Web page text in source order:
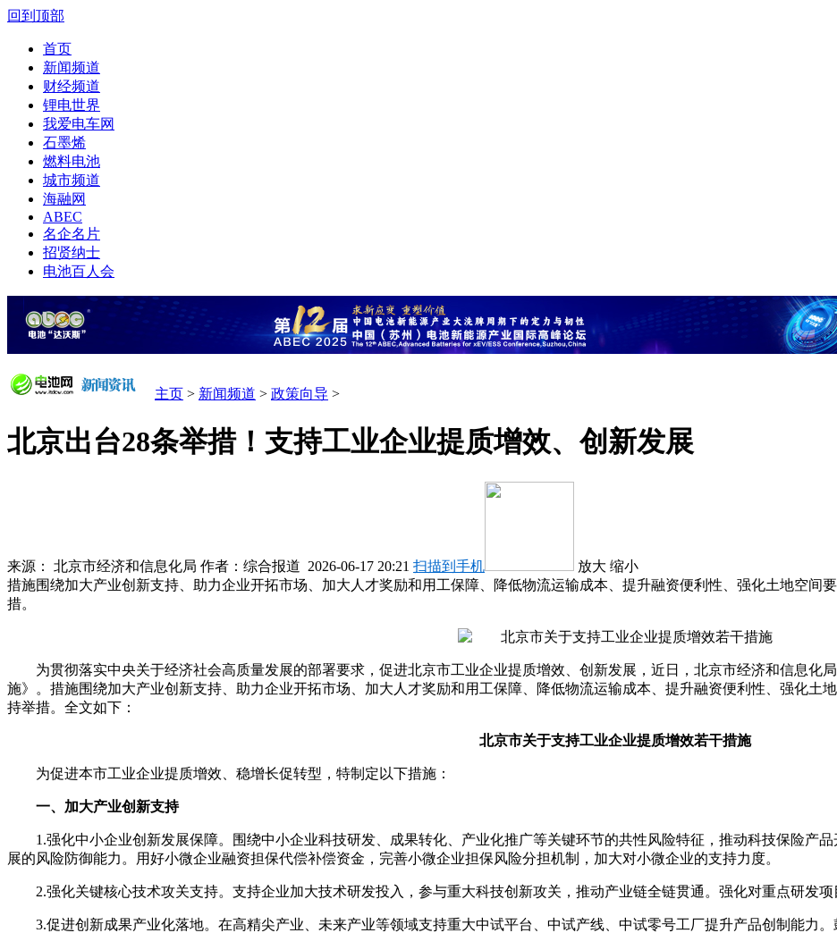
回到顶部
首页
新闻频道
财经频道
锂电世界
我爱电车网
石墨烯
燃料电池
城市频道
海融网
ABEC
名企名片
招贤纳士
电池百人会
主页 > 新闻频道 > 政策向导 >
北京出台28条举措！支持工业企业提质增效、创新发展
来源： 北京市经济和信息化局 作者： 综合报道 2026-06-17 20:21 扫描到手机 放大 缩小
措施围绕加大产业创新支持、助力企业开拓市场、加大人才奖励和用工保障、降低物流运输成本、提升融资便利性、强化土地空间
措。
为贯彻落实中央关于经济社会高质量发展的部署要求，促进北京市工业企业提质增效、创新发展，近日，北京市经济和信息化
施》。措施围绕加大产业创新支持、助力企业开拓市场、加大人才奖励和用工保障、降低物流运输成本、提升融资便利性、强化土
持举措。全文如下：
北京市关于支持工业企业提质增效若干措施
为促进本市工业企业提质增效、稳增长促转型，特制定以下措施：
一、加大产业创新支持
1.强化中小企业创新发展保障。围绕中小企业科技研发、成果转化、产业化推广等关键环节的共性风险特征，推动科技保险产
展的风险防御能力。用好小微企业融资担保代偿补偿资金，完善小微企业担保风险分担机制，加大对小微企业的支持力度。
2.强化关键核心技术攻关支持。支持企业加大技术研发投入，参与重大科技创新攻关，推动产业链全链贯通。强化对重点研发项
3.促进创新成果产业化落地。在高精尖产业、未来产业等领域支持重大中试平台、中试产线、中试零号工厂提升产品创制能力